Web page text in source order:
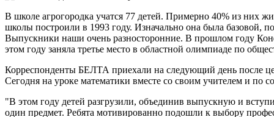
В школе агрогородка учатся 77 детей. Примерно 40% из них
школы построили в 1993 году. Изначально она была
Выпускники наши очень разносторонние. В прошлом году
этом году заняла третье место в областной олимпиаде по
Корреспонденты БЕЛТА приехали на следующий день после
Сегодня на уроке математики вместе со своим учителем и по
"В этом году детей разгрузили, объединив выпускную и
один предмет. Ребята мотивированно подошли к выбору